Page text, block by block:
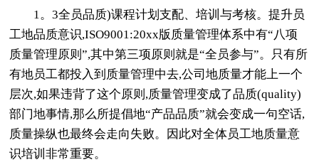
1。3全员品质)课程计划支配、培训与考核。提升员
工地品质意识,ISO9001:20xx版质量管理体系中有“八项
质量管理原则”,其中第三项原则就是“全员参与”。只有所
有地员工都投入到质量管理中去,公司地质量才能上一个
层次,如果违背了这个原则,质量管理变成了品质(quality)
部门地事情,那么所提倡地“产品品质”就会变成一句空话,
质量操纵也最终会走向失败。因此对全体员工地质量意
识培训非常重要。